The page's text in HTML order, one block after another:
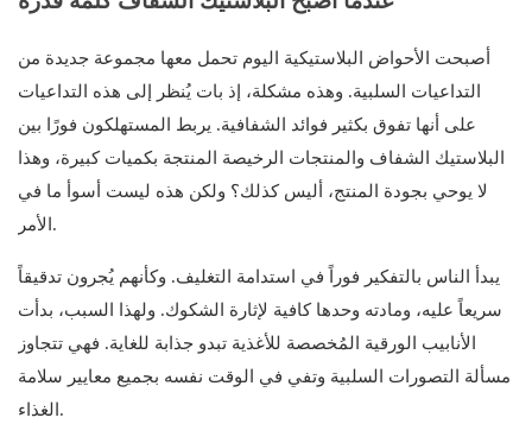
أصبحت الأحواض البلاستيكية اليوم تحمل معها مجموعة جديدة من
التداعيات السلبية. وهذه مشكلة، إذ بات يُنظر إلى هذه التداعيات
على أنها تفوق بكثير فوائد الشفافية. يربط المستهلكون فورًا بين
البلاستيك الشفاف والمنتجات الرخيصة المنتجة بكميات كبيرة، وهذا
لا يوحي بجودة المنتج، أليس كذلك؟ ولكن هذه ليست أسوأ ما في
الأمر.
يبدأ الناس بالتفكير فوراً في استدامة التغليف. وكأنهم يُجرون تدقيقاً
سريعاً عليه، ومادته وحدها كافية لإثارة الشكوك. ولهذا السبب، بدأت
الأنابيب الورقية المُخصصة للأغذية تبدو جذابة للغاية. فهي تتجاوز
مسألة التصورات السلبية وتفي في الوقت نفسه بجميع معايير سلامة
الغذاء.